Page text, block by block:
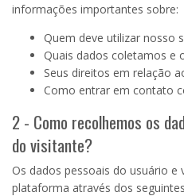
informações importantes sobre:
Quem deve utilizar nosso
Quais dados coletamos e
Seus direitos em relação
Como entrar em contato
2 - Como recolhemos os
do visitante?
Os dados pessoais do usuário e
plataforma através dos